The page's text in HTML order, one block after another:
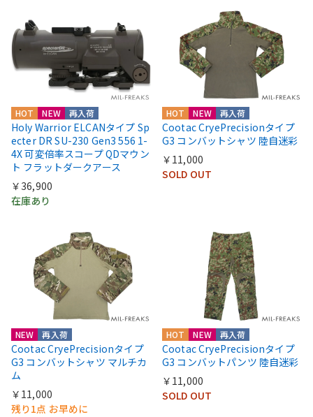
HOT NEW 再入荷
Holy Warrior ELCANタイプ Sp
ecter DR SU-230 Gen3 556 1-
4X 可変倍率スコープ QDマウン
ト フラットダークアース
￥36,900
在庫あり
HOT NEW 再入荷
Cootac CryePrecisionタイプ
G3 コンバットシャツ 陸自迷彩
￥11,000
SOLD OUT
NEW 再入荷
Cootac CryePrecisionタイプ
G3 コンバットシャツ マルチカ
ム
￥11,000
残り1点 お早めに
HOT NEW 再入荷
Cootac CryePrecisionタイプ
G3 コンバットパンツ 陸自迷彩
￥11,000
SOLD OUT